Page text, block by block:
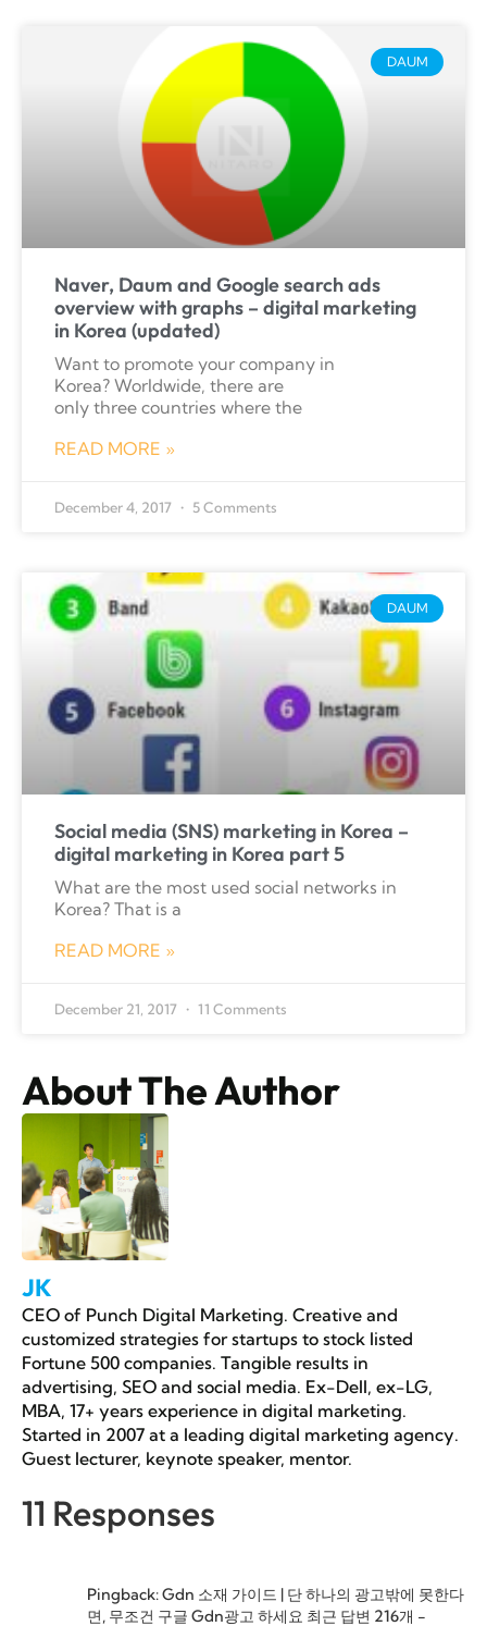
DAUM
Naver, Daum and Google search ads
overview with graphs – digital marketing
in Korea (updated)
Want to promote your company in
Korea? Worldwide, there are
only three countries where the
READ MORE »
December 4, 2017 5 Comments
DAUM
Social media (SNS) marketing in Korea –
digital marketing in Korea part 5
What are the most used social networks in
Korea? That is a
READ MORE »
December 21, 2017 11 Comments
About The Author
JK
CEO of Punch Digital Marketing. Creative and
customized strategies for startups to stock listed
Fortune 500 companies. Tangible results in
advertising, SEO and social media. Ex-Dell, ex-LG,
MBA, 17+ years experience in digital marketing.
Started in 2007 at a leading digital marketing agency.
Guest lecturer, keynote speaker, mentor.
11 Responses
Pingback: Gdn 소재 가이드 | 단 하나의 광고밖에 못한다
면, 무조건 구글 Gdn광고 하세요 최근 답변 216개 -